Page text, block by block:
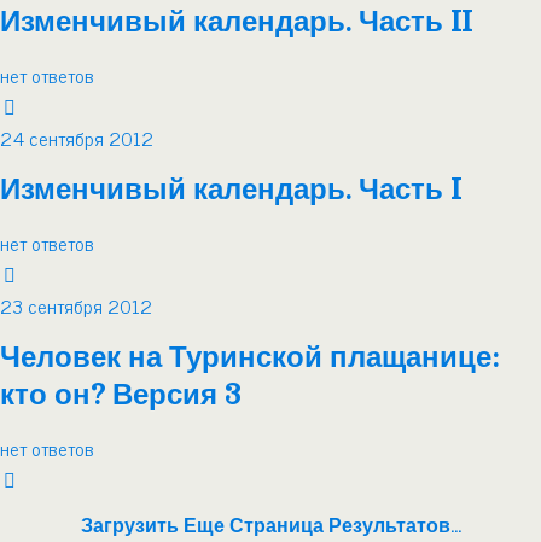
Изменчивый календарь. Часть II
нет ответов
24 сентября 2012
Изменчивый календарь. Часть I
нет ответов
23 сентября 2012
Человек на Туринской плащанице:
кто он? Версия 3
нет ответов
Загрузить Еще Страница Результатов…